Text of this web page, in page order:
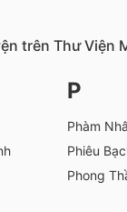
trên Thư Viện
P
Phàm
Phiêu
Phong